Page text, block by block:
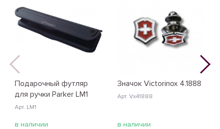
Подарочный футляр
для ручки Parker LM1
Арт. LM1
в наличии
Значок Victorinox 4.1888
Арт. Vx41888
в наличии